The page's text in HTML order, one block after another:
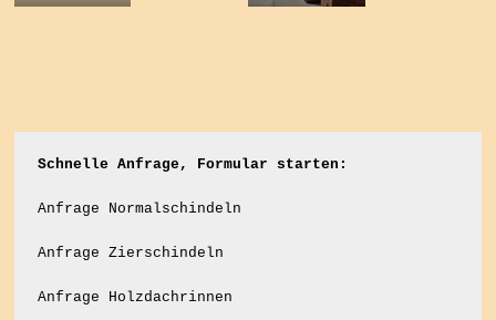
Schnelle Anfrage, Formular starten:
Anfrage Normalschindeln
Anfrage Zierschindeln
Anfrage Holzdachrinnen